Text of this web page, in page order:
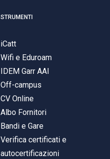
STRUMENTI
iCatt
Wifi e Eduroam
IDEM Garr AAI
Off-campus
CV Online
Albo Fornitori
Bandi e Gare
Verifica certificati e
autocertificazioni